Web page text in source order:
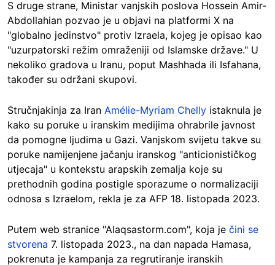
S druge strane, Ministar vanjskih poslova Hossein Amir-
Abdollahian pozvao je u objavi na platformi X na
"globalno jedinstvo" protiv Izraela, kojeg je opisao kao
"uzurpatorski režim omraženiji od Islamske države." U
nekoliko gradova u Iranu, poput Mashhada ili Isfahana,
također su održani skupovi.
Stručnjakinja za Iran Amélie-Myriam Chelly istaknula je
kako su poruke u iranskim medijima ohrabrile javnost
da pomogne ljudima u Gazi. Vanjskom svijetu takve su
poruke namijenjene jačanju iranskog "anticionističkog
utjecaja" u kontekstu arapskih zemalja koje su
prethodnih godina postigle sporazume o normalizaciji
odnosa s Izraelom, rekla je za AFP 18. listopada 2023.
Putem web stranice "Alaqsastorm.com", koja je čini se
stvorena 7. listopada 2023., na dan napada Hamasa,
pokrenuta je kampanja za regrutiranje iranskih